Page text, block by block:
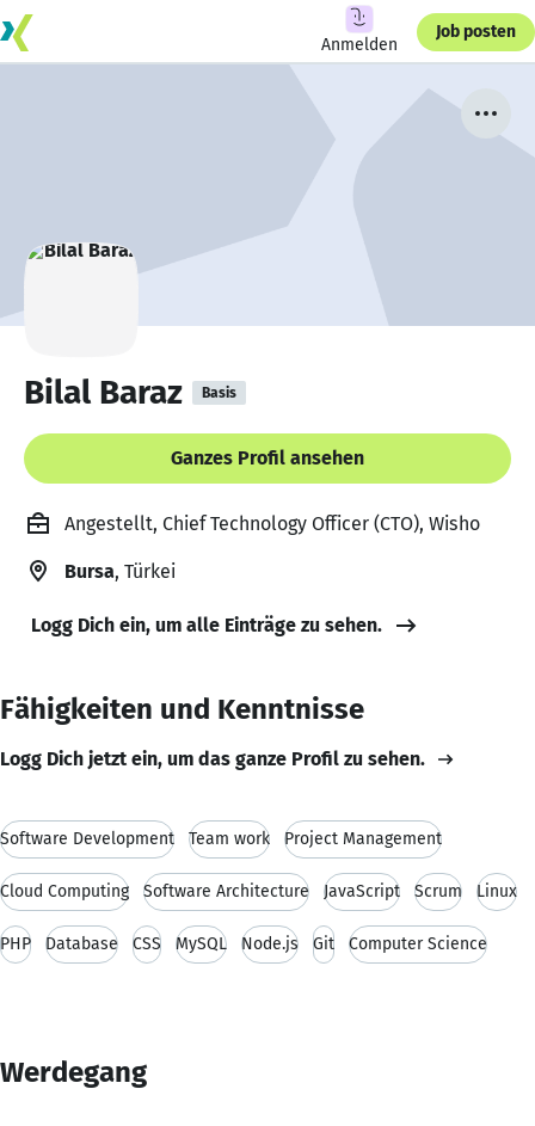
Anmelden
Job posten
Bilal Baraz Basis
Ganzes Profil ansehen
Angestellt, Chief Technology Officer (CTO), Wisho
Bursa, Türkei
Logg Dich ein, um alle Einträge zu sehen.
Fähigkeiten und Kenntnisse
Logg Dich jetzt ein, um das ganze Profil zu sehen.
Software Development Team work Project Management
Cloud Computing Software Architecture JavaScript Scrum Linux
PHP Database CSS MySQL Node.js Git Computer Science
Werdegang